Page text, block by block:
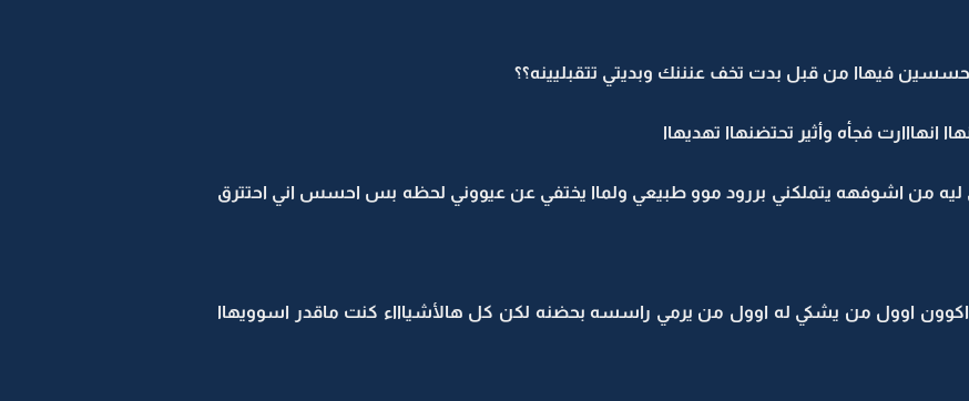
فيهاا من قبل بدت تخف عنننك وبديتي تتقبليينه؟؟
فجأه وأثير تحتضنهاا تهديهاا
ليه من اشوفهه يتملكني بررود موو طبيعي ولماا يختفي عن عيووني لحظه بس احسس اني احتترق
اوول من يشكي له اوول من يرمي راسسه بحضنه لكن كل هالأشياااء كنت ماقدر اسوويهاا